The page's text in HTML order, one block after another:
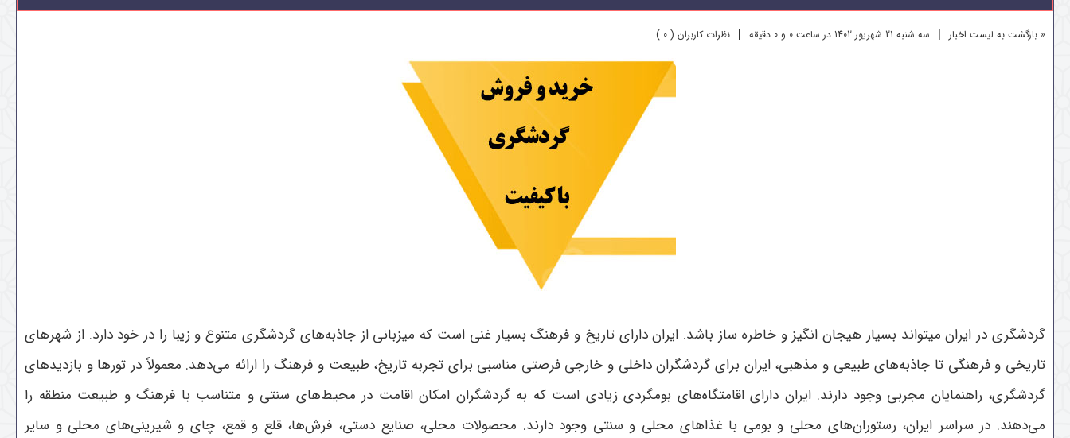
« بازگشت به لیست اخبار | سه شنبه 21 شهريور 1402 در ساعت 0 و 0 دقیقه | نظرات کاربران ( 0 )
گردشگری در ایران میتواند بسیار هیجان انگیز و خاطره ساز باشد. ایران دارای تاریخ و فرهنگ بسیار غنی است که میزبانی از جاذبه‌های گردشگری متنوع و زیبا را در خود دارد. از شهرهای
تاریخی و فرهنگی تا جاذبه‌های طبیعی و مذهبی، ایران برای گردشگران داخلی و خارجی فرصتی مناسبی برای تجربه تاریخ، طبیعت و فرهنگ را ارائه می‌دهد. معمولاً در تورها و بازدیدهای
گردشگری، راهنمایان مجربی وجود دارند. ایران دارای اقامتگاه‌های بومگردی زیادی است که به گردشگران امکان اقامت در محیط‌های سنتی و متناسب با فرهنگ و طبیعت منطقه را
می‌دهند. در سراسر ایران، رستوران‌های محلی و بومی با غذاهای محلی و سنتی وجود دارند. محصولات محلی، صنایع دستی، فرش‌ها، قلع و قمع، چای و شیرینی‌های محلی و سایر